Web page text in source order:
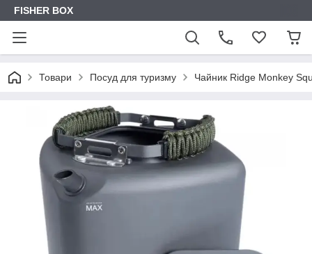
FISHER BOX
Товари Посуд для туризму Чайник Ridge Monkey